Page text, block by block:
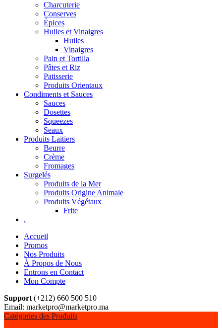
Charcuterie
Conserves
Épices
Huiles et Vinaigres
Huiles
Vinaigres
Pain et Tortilla
Pâtes et Riz
Patisserie
Produits Orientaux
Condiments et Sauces
Sauces
Dosettes
Squeezes
Seaux
Produits Laitiers
Beurre
Crème
Fromages
Surgelés
Produits de la Mer
Produits Origine Animale
Produits Végétaux
Frite
.
Accueil
Promos
Nos Produits
À Propos de Nous
Entrons en Contact
Mon Compte
Support (+212) 660 500 510
Email: marketpro@marketpro.ma
Catégories des Produits